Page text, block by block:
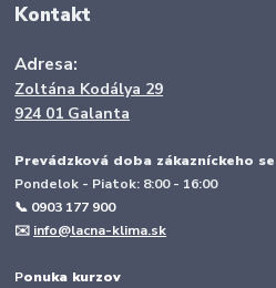
Kontakt
Adresa:
Zoltána Kodálya 29
924 01 Galanta
Prevádzková doba zákazníckeho
Pondelok - Piatok: 8:00 - 16:00
📞 0903 177 900
✉️ info@lacna-klima.sk
Ponuka kurzov